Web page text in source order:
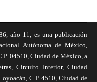
año 11, es una publicación
Autónoma de México,
04510, Ciudad de México, a
Circuito Interior, Ciudad
C.P. 4510, Ciudad de